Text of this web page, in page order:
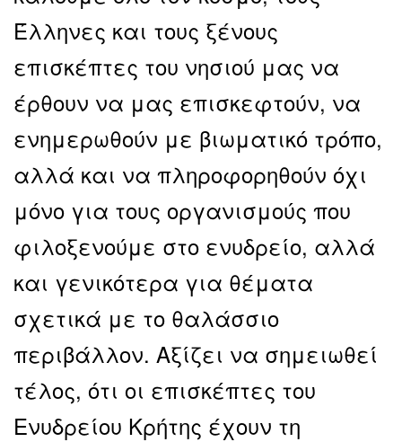
Έλληνες και τους ξένους
επισκέπτες του νησιού μας να
έρθουν να μας επισκεφτούν, να
ενημερωθούν με βιωματικό τρόπο,
αλλά και να πληροφορηθούν όχι
μόνο για τους οργανισμούς που
φιλοξενούμε στο ενυδρείο, αλλά
και γενικότερα για θέματα
σχετικά με το θαλάσσιο
περιβάλλον. Αξίζει να σημειωθεί
τέλος, ότι οι επισκέπτες του
Ενυδρείου Κρήτης έχουν τη